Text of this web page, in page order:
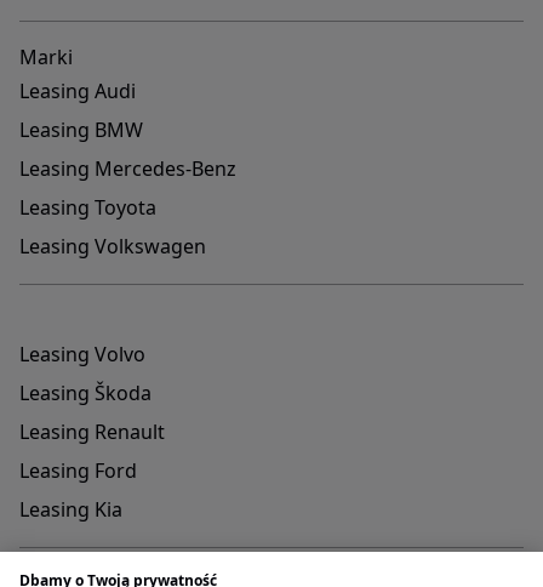
Marki
Leasing Audi
Leasing BMW
Leasing Mercedes-Benz
Leasing Toyota
Leasing Volkswagen
Leasing Volvo
Leasing Škoda
Leasing Renault
Leasing Ford
Leasing Kia
Dbamy o Twoją prywatność